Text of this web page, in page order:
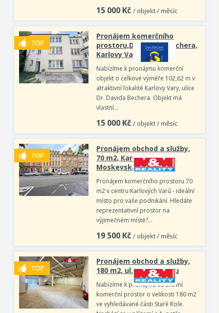
15 000 Kč / objekt / měsíc
Pronájem komerčního
prostoru,Dr. Davida Bechera,
Karlovy Vary
Nabízíme k pronájmu komerční
objekt o celkové výměře 102,62 m v
atraktivní lokalitě Karlovy Vary, ulice
Dr. Davida Bechera. Objekt má
vlastní…
15 000 Kč / objekt / měsíc
Pronájem obchod a služby,
70 m2, Karlovy Vary, ul.
Moskevská
Pronájem komerčního prostoru 70
m2 v centru Karlových Varů - ideální
místo pro vaše podnikání. Hledáte
reprezentativní prostor na
výjimečném místě?…
19 500 Kč / objekt / měsíc
Pronájem obchod a služby,
180 m2, ul. Závodu míru
Nabízíme k pronájmu atraktivní
komerční prostor o velikosti 180 m2
ve vyhledávané části Staré Role.